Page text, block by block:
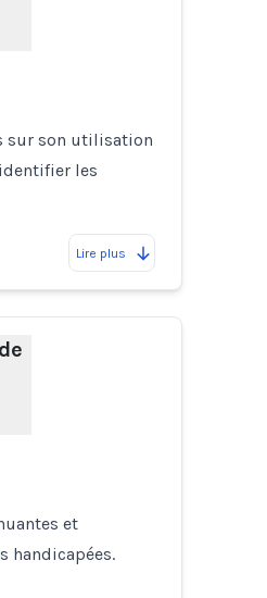
sur son utilisation
les
Lire plus
et
handicapées.